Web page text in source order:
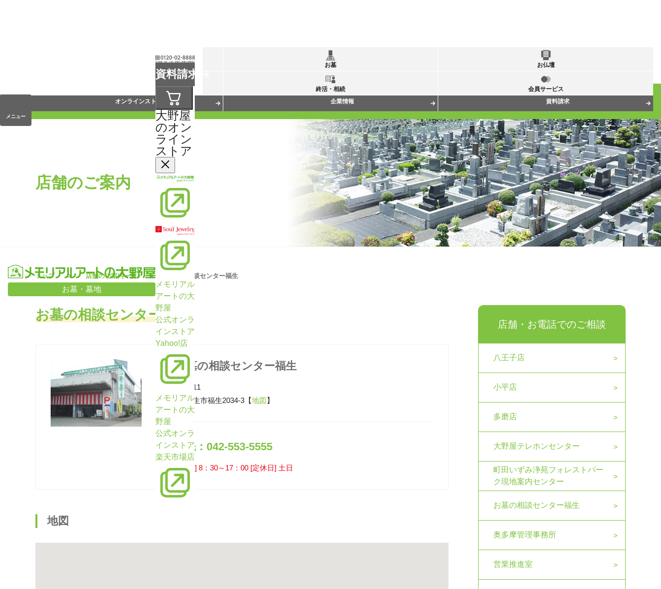
お墓・墓地
資料請求
大野屋
のオン
ライン
ストア
メモリアル
アートの大
野屋
公式オンラ
インストア
Yahoo!店
メモリアル
アートの大
野屋
公式オンラ
インストア
楽天市場店
メニュー
お墓 お仏壇
終活・相続
会員サービス
オンラインストア
企業情報 資料請求
店舗のご案内
トップ 店舗のご案内一覧 お墓の相談センター福生
お墓の相談センター福生
お墓の相談センター福生
〒197-0011
東京都福生市福生2034-3【地図】
問合先：042-553-5555
[営業時間] 8：30～17：00 [定休日] 土日
地図
店舗・お電話でのご相談
八王子店
小平店
多磨店
大野屋テレホンセンター
町田いずみ浄苑フォレストパー
ク現地案内センター
お墓の相談センター福生
奥多摩管理事務所
営業推進室